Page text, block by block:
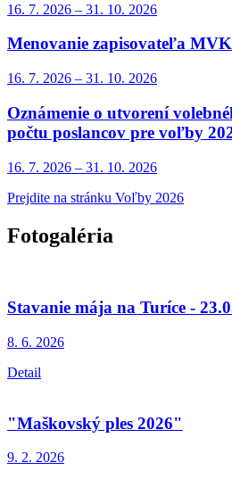
16. 7. 2026 – 31. 10. 2026
Menovanie zapisovateľa MVK
16. 7. 2026 – 31. 10. 2026
Oznámenie o utvorení
počtu poslancov pre voľby
16. 7. 2026 – 31. 10. 2026
Prejdite na stránku Voľby 2026
Fotogaléria
Stavanie mája na Turíce -
8. 6. 2026
Detail
"Maškovský ples 2026"
9. 2. 2026